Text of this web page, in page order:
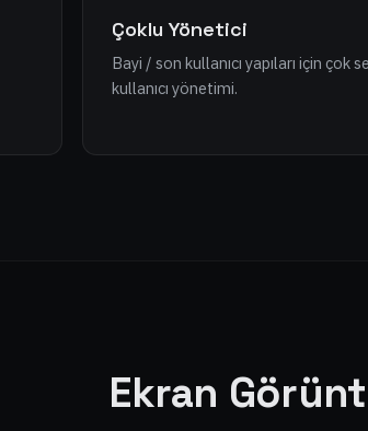
Çoklu Yönetici
Bayi / son kullanıcı yapıları için çok
kullanıcı yönetimi.
Ekran